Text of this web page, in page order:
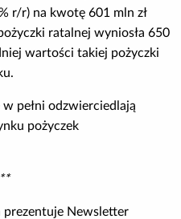
r/r) na kwotę 601 mln zł
ratalnej wyniosła 650
wartości takiej pożyczki
pełni odzwierciedlają
pożyczek
prezentuje Newsletter